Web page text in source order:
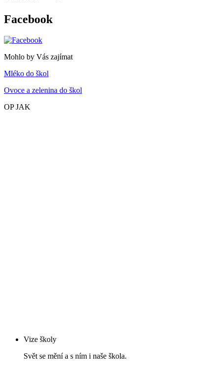
Facebook
Mohlo by Vás zajímat
Mléko do škol
Ovoce a zelenina do škol
OP JAK
Vize školy
Svět se mění a s ním i naše škola.